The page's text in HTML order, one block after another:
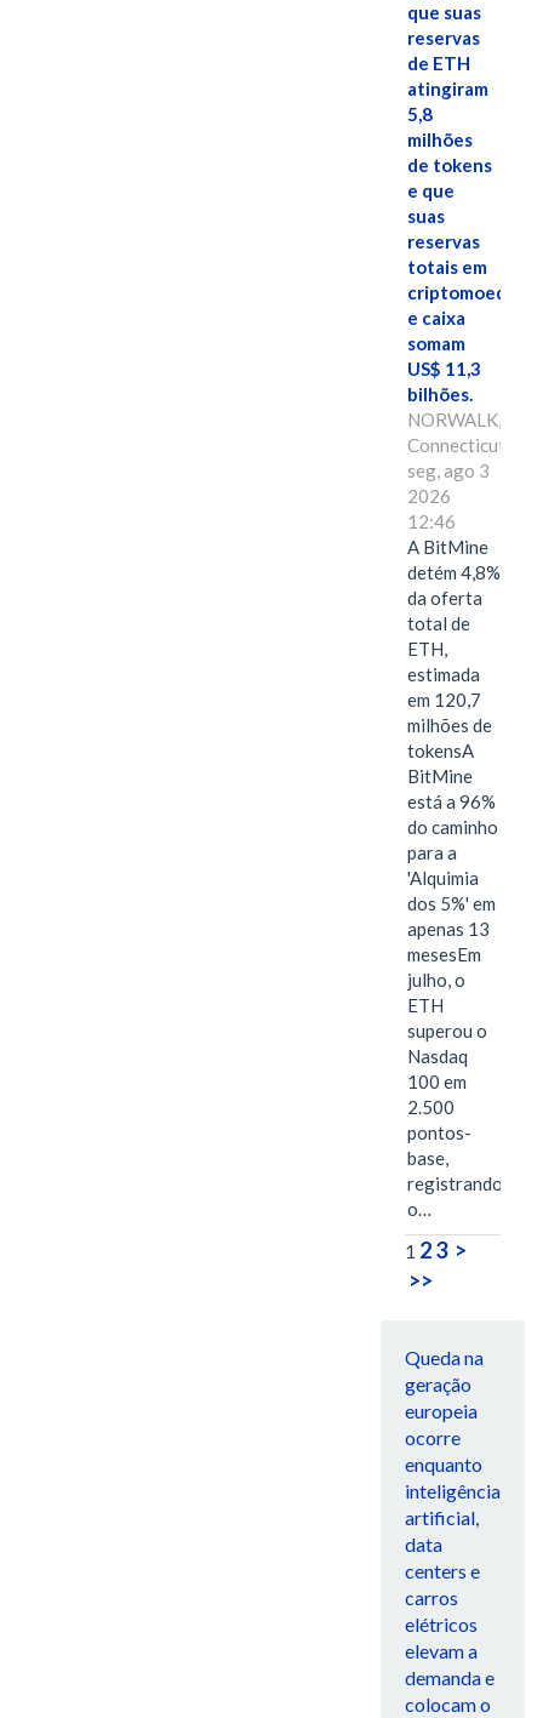
que suas
reservas
de ETH
atingiram
5,8
milhões
de tokens
e que
suas
reservas
totais em
criptomoedas
e caixa
somam
US$ 11,3
bilhões.
NORWALK,
Connecticut,
seg, ago 3
2026
12:46
A BitMine
detém 4,8%
da oferta
total de
ETH,
estimada
em 120,7
milhões de
tokensA
BitMine
está a 96%
do caminho
para a
'Alquimia
dos 5%' em
apenas 13
mesesEm
julho, o
ETH
superou o
Nasdaq
100 em
2.500
pontos-
base,
registrando
o…
1 23 >
>>
Queda na
geração
europeia
ocorre
enquanto
inteligência
artificial,
data
centers e
carros
elétricos
elevam a
demanda e
colocam o